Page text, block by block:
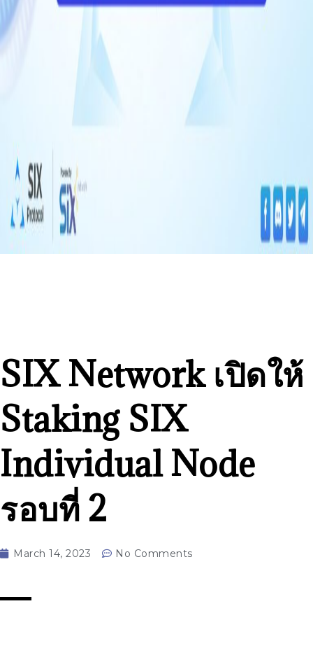
SIX Network เปิดให้
Staking SIX
Individual Node
รอบที่ 2
March 14, 2023 No Comments